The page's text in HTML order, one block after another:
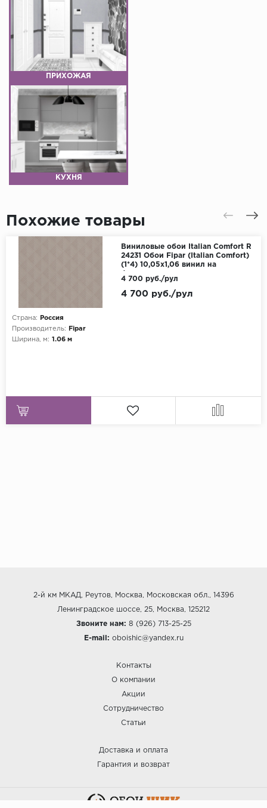
ПРИХОЖАЯ
КУХНЯ
Похожие товары
Виниловые обои Italian Comfort R
24231 Обои Fipar (Italian Comfort)
(1*4) 10,05х1,06 винил на
Страна:
Россия
Производитель:
Fipar
Ширина, м: 1.06 м
4 700 руб./рул
4 700 руб./рул
2-й км МКАД, Реутов, Москва, Московская обл., 14396
Ленинградское шоссе, 25, Москва, 125212
Звоните нам: 8 (926) 713-25-25
E-mail: oboishic@yandex.ru
Контакты
О компании
Акции
Сотрудничество
Статьи
Доставка и оплата
Гарантия и возврат